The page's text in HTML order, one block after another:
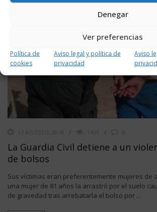
Denegar
Ver preferencias
Política de
cookies
Aviso legal y política de
privacidad
Aviso
17 AGOSTO, 2018 1431
La Guardia Civil detiene a un
de bolsos
Sus víctimas eran preferentemente mujeres de
una mujer de 81 años la arrastró por el suelo
de gravedad tras arrebatarla el bolso por ...